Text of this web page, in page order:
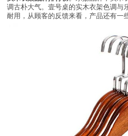
调古朴大气。壹号桌的实木衣架色调与
耐用，从顾客的反馈来看，产品还有一